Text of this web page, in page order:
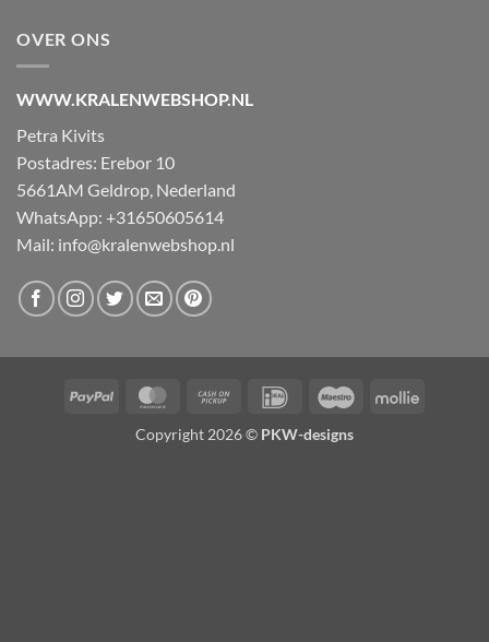
OVER ONS
WWW.KRALENWEBSHOP.NL
Petra Kivits
Postadres: Erebor 10
5661AM Geldrop, Nederland
WhatsApp: +31650605614
Mail: info@kralenwebshop.nl
PayPal MasterCardCash
Pickup
IDeal Maestro Mollie
Copyright 2026 © PKW-designs